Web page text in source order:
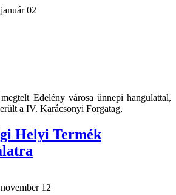
02
Edelény városa ünnepi hangulattal,
a IV. Karácsonyi Forgatag,
Helyi Termék
12